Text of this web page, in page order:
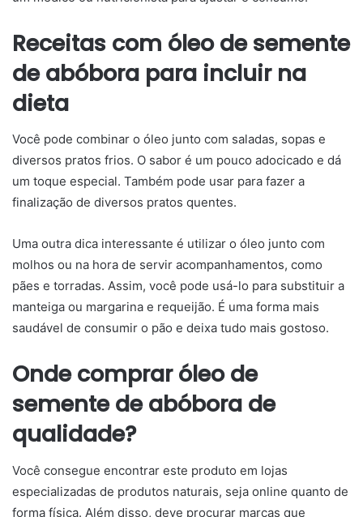
Receitas com óleo de semente
de abóbora para incluir na
dieta
Você pode combinar o óleo junto com saladas, sopas e
diversos pratos frios. O sabor é um pouco adocicado e dá
um toque especial. Também pode usar para fazer a
finalização de diversos pratos quentes.
Uma outra dica interessante é utilizar o óleo junto com
molhos ou na hora de servir acompanhamentos, como
pães e torradas. Assim, você pode usá-lo para substituir a
manteiga ou margarina e requeijão. É uma forma mais
saudável de consumir o pão e deixa tudo mais gostoso.
Onde comprar óleo de
semente de abóbora de
qualidade?
Você consegue encontrar este produto em lojas
especializadas de produtos naturais, seja online quanto de
forma física. Além disso, deve procurar marcas que